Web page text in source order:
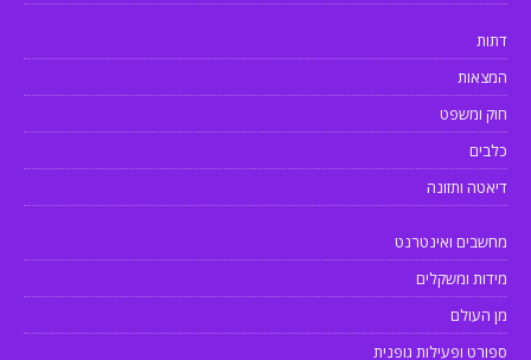
דתות
המצאות
חוק ומשפט
כלבים
דיאטה ותזונה
מחשבים ואינטרנט
מידות ומשקלים
מן העולם
ספורט ופעילות גופנית